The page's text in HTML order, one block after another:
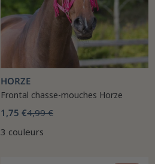
HORZE
Frontal chasse-mouches Horze
1,75 €4,99 €
3 couleurs